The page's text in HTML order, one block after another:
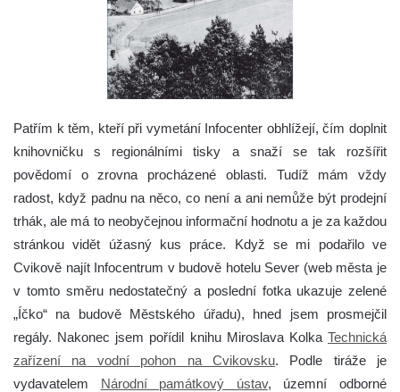
Patřím k těm, kteří při vymetání Infocenter obhlížejí, čím doplnit
knihovničku s regionálními tisky a snaží se tak rozšířit
povědomí o zrovna procházené oblasti. Tudíž mám vždy
radost, když padnu na něco, co není a ani nemůže být prodejní
trhák, ale má to neobyčejnou informační hodnotu a je za každou
stránkou vidět úžasný kus práce. Když se mi podařilo ve
Cvikově najít Infocentrum v budově hotelu Sever (web města je
v tomto směru nedostatečný a poslední fotka ukazuje zelené
„Íčko“ na budově Městského úřadu), hned jsem prosmejčil
regály. Nakonec jsem pořídil knihu Miroslava Kolka Technická
zařízení na vodní pohon na Cvikovsku. Podle tiráže je
vydavatelem Národní památkový ústav, územní odborné